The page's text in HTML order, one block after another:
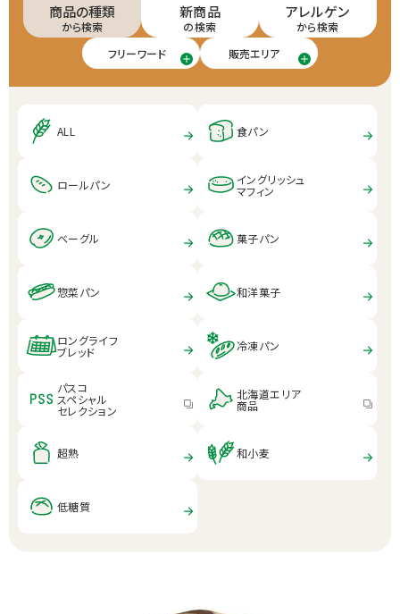
商品の種類
から検索
新商品
の検索
アレルゲン
から検索
フリーワード
販売エリア
ALL 食パン
ロールパン イングリッシュ
マフィン
ベーグル 菓子パン
惣菜パン 和洋菓子
ロングライフ
ブレッド 冷凍パン
パスコ
スペシャル
セレクション
北海道エリア
商品
超熟 和小麦
低糖質